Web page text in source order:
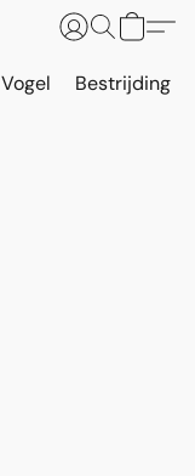
Vogel Bestrijding